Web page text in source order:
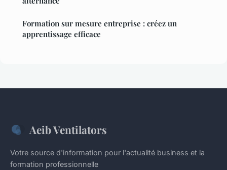
Formation sur mesure entreprise : créez un
apprentissage efficace
Aeib Ventilators
Votre source d'information pour l'actualité business et la
formation professionnelle